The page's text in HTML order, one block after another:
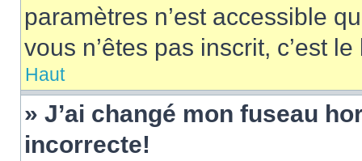
paramètres n’est accessible
vous n’êtes pas inscrit, c’est
Haut
» J’ai changé mon fuseau
incorrecte!